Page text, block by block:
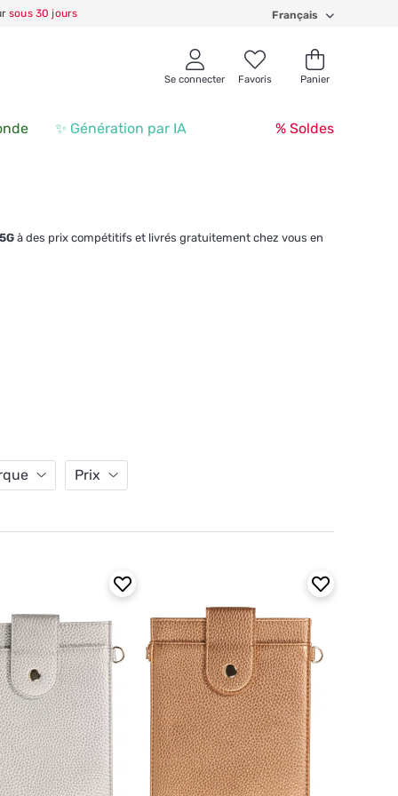
sous 30 jours Français
Se connecter Favoris Panier
✨ Génération par IA % Soldes
à des prix compétitifs et livrés gratuitement chez vous en
Prix